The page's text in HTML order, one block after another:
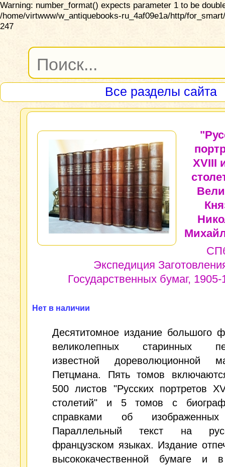
Warning: number_format() expects parameter 1 to be
/home/virtwww/w_antiquebooks-ru_4af09e1a/http/
247
Все разделы сайта
XVIII
Экспедиция
Государственных бумаг, 1905-
Нет в наличии
Десятитомное издание большого
великолепных старинных
известной дореволюционной
Петцмана. Пять томов
500 листов "Русских портретов
столетий" и 5 томов с
справками об
Параллельный текст на
французском языках. Издание
высококачественной бумаге и